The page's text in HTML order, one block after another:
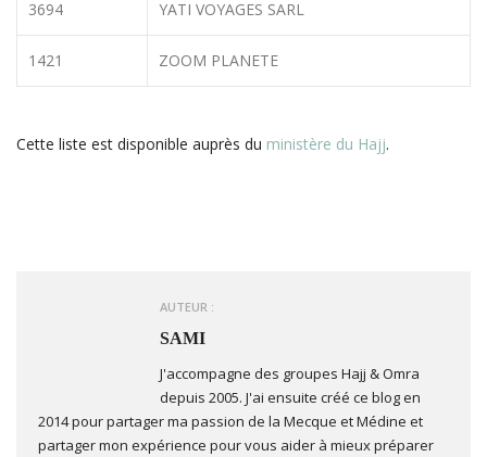
3694 YATI VOYAGES SARL
1421 ZOOM PLANETE
Cette liste est disponible auprès du ministère du Hajj.
AUTEUR :
SAMI
J'accompagne des groupes Hajj & Omra
depuis 2005. J'ai ensuite créé ce blog en
2014 pour partager ma passion de la Mecque et Médine et
partager mon expérience pour vous aider à mieux préparer